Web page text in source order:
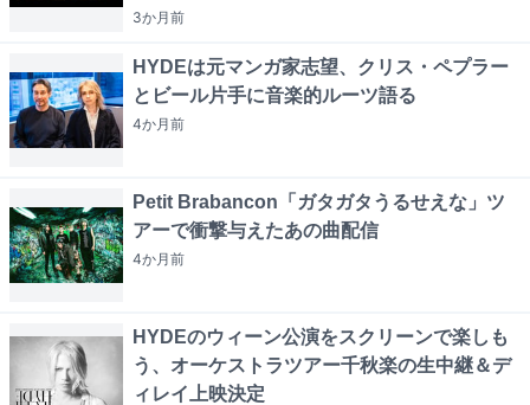
3か月前
HYDEは元マンガ家志望、クリス・ペプラー
とビール片手に音楽的ルーツ語る
4か月前
Petit Brabancon「ガタガタうるせえな」ツ
アーで衝撃与えたあの曲配信
4か月前
HYDEのウィーン公演をスクリーンで楽しも
う、オーケストラツアー千秋楽の生中継＆デ
ィレイ上映決定